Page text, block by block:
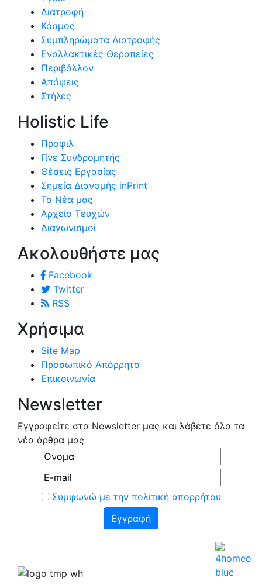
Διατροφή
Κόσμος
Συμπληρώματα Διατροφής
Εναλλακτικές Θεραπείες
Περιβάλλον
Απόψεις
Στήλες
Holistic Life
Προφιλ
Γίνε Συνδρομητής
Θέσεις Εργασίας
Σημεία Διανομής inPrint
Τα Νέα μας
Αρχείο Τευχών
Διαγωνισμοί
Ακολουθήστε μας
Facebook
Twitter
RSS
Χρήσιμα
Site Map
Προσωπικό Απόρρητο
Επικοινωνία
Newsletter
Εγγραφείτε στα Newsletter μας και λάβετε όλα τα
νέα άρθρα μας
Συμφωνώ με την πολιτική απορρήτου